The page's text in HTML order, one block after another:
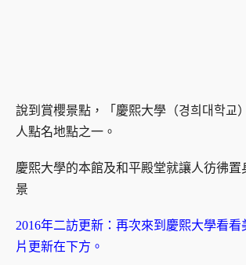
說到賞櫻景點，「慶熙大學（경희대학교
人點名地點之一。
慶熙大學的本館及和平殿堂就讓人彷彿置
景
2016年二訪更新：再次來到慶熙大學看看
片更新在下方。